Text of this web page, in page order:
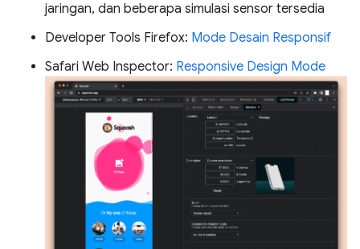
jaringan, dan beberapa simulasi sensor tersedia
Developer Tools Firefox: Mode Desain Responsif
Safari Web Inspector: Responsive Design Mode